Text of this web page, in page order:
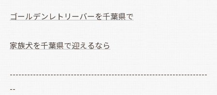
ゴールデンレトリーバーを千葉県で
家族犬を千葉県で迎えるなら
--------------------------------------------------------------------
--